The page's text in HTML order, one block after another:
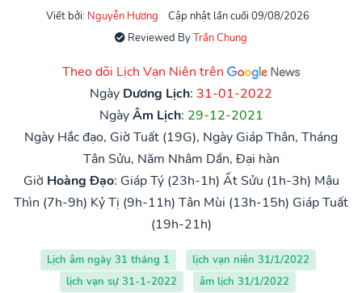
Viết bởi: Nguyễn Hương
Cập nhật lần cuối 09/08/2026
Reviewed ByTrần Chung
Theo dõi Lịch Vạn Niên trên
Ngày Dương Lịch: 31-01-2022
NgàyÂm Lịch: 29-12-2021
Ngày Hắc đạo, Giờ Tuất (19G), Ngày Giáp Thân, Tháng
Tân Sửu, Năm Nhâm Dần, Đại hàn
Giờ Hoàng Đạo: Giáp Tý (23h-1h) Ất Sửu (1h-3h) Mậu
Thìn (7h-9h) Kỷ Tị (9h-11h) Tân Mùi (13h-15h) Giáp Tuất
(19h-21h)
Lịch âm ngày 31 tháng 1
lịch vạn niên 31/1/2022
lịch vạn sự 31-1-2022
âm lịch 31/1/2022